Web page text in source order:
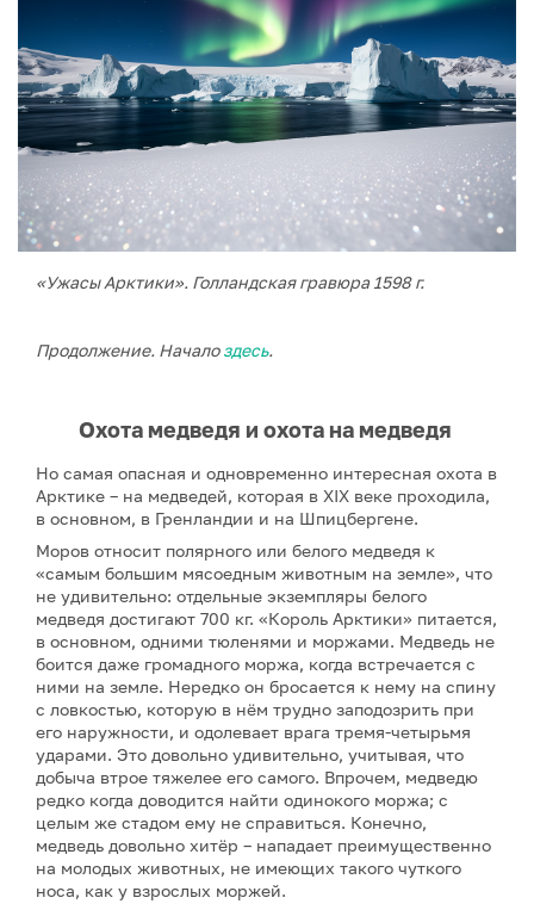
«Ужасы Арктики». Голландская гравюра 1598 г.
Продолжение. Началоздесь.
Охота медведя и охота на медведя
Но самая опасная и одновременно интересная охота в
Арктике – на медведей, которая в XIX веке проходила,
в основном, в Гренландии и на Шпицбергене.
Моров относит полярного или белого медведя к
«самым большим мясоедным животным на земле», что
не удивительно: отдельные экземпляры белого
медведя достигают 700 кг. «Король Арктики» питается,
в основном, одними тюленями и моржами. Медведь не
боится даже громадного моржа, когда встречается с
ними на земле. Нередко он бросается к нему на спину
с ловкостью, которую в нём трудно заподозрить при
его наружности, и одолевает врага тремя-четырьмя
ударами. Это довольно удивительно, учитывая, что
добыча втрое тяжелее его самого. Впрочем, медведю
редко когда доводится найти одинокого моржа; с
целым же стадом ему не справиться. Конечно,
медведь довольно хитёр – нападает преимущественно
на молодых животных, не имеющих такого чуткого
носа, как у взрослых моржей.